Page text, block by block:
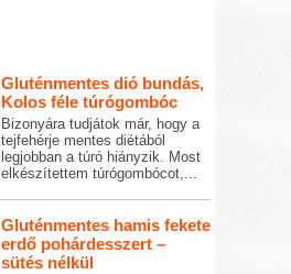
Gluténmentes dió bundás,
Kolos féle túrógombóc
Bizonyára tudjátok már, hogy a
tejfehérje mentes diétából
legjobban a túró hiányzik. Most
elkészítettem túrógombócot,...
Gluténmentes hamis fekete
erdő pohárdesszert –
sütés nélkül